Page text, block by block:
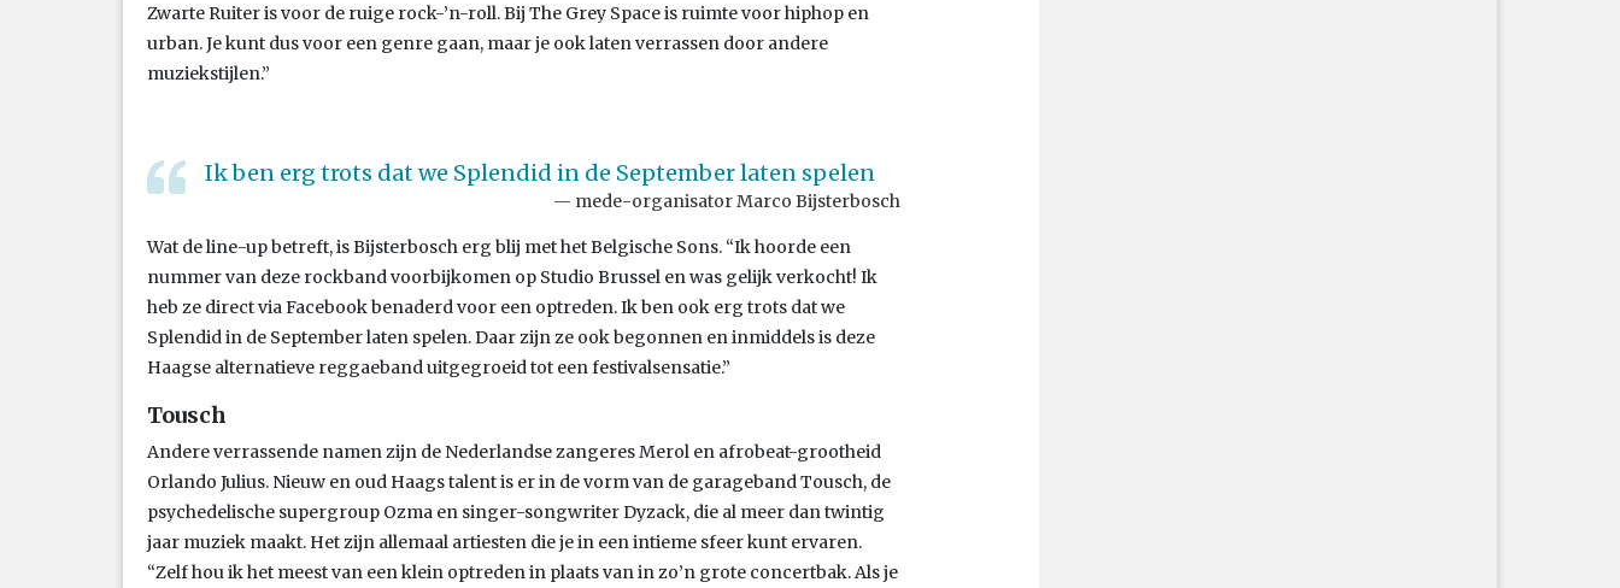
Zwarte Ruiter is voor de ruige rock-’n-roll. Bij The Grey Space is ruimte voor hiphop en
urban. Je kunt dus voor een genre gaan, maar je ook laten verrassen door andere
muziekstijlen.”
Ik ben erg trots dat we Splendid in de September laten spelen
mede-organisator Marco Bijsterbosch
Wat de line-up betreft, is Bijsterbosch erg blij met het Belgische Sons. “Ik hoorde een
nummer van deze rockband voorbijkomen op Studio Brussel en was gelijk verkocht! Ik
heb ze direct via Facebook benaderd voor een optreden. Ik ben ook erg trots dat we
Splendid in de September laten spelen. Daar zijn ze ook begonnen en inmiddels is deze
Haagse alternatieve reggaeband uitgegroeid tot een festivalsensatie.”
Tousch
Andere verrassende namen zijn de Nederlandse zangeres Merol en afrobeat-grootheid
Orlando Julius. Nieuw en oud Haags talent is er in de vorm van de garageband Tousch, de
psychedelische supergroup Ozma en singer-songwriter Dyzack, die al meer dan twintig
jaar muziek maakt. Het zijn allemaal artiesten die je in een intieme sfeer kunt ervaren.
“Zelf hou ik het meest van een klein optreden in plaats van in zo’n grote concertbak. Als je